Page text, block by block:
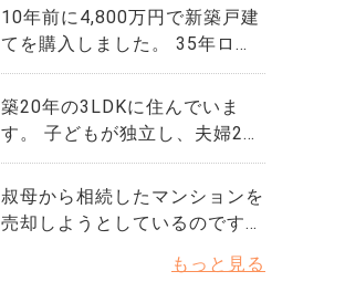
た。 思い当たるのは、数年前
にクレジットカードの引き落と
しが1回だけ遅れたことくらい
です。 ローンやリボ払いもあ
りませんし、借入はほぼゼロで
す。それでも500という数字は
続年数には問題ないと思ってい
るのですが、指数だけで判断さ
れることもありますか？ もし
今から改善できるなら、半年待
ちゃんと確認してから、次の審
査に申し込んだ方がいいです
か？ 他にりそな銀行かSBI新生
銀行で考えています。 この2つ
の銀行の審査基準や違いなど
も、情報が欲しいです。
10年前に4,800万円で新築戸建
てを購入しました。 35年ロー
ン（変動・金利0.65％）を組
み、現在の残債は約3,900万
円。 周辺の成約事例を調べた
か値が付いていません。 子ど
もが独立し、夫婦2人には広す
ぎるため売却してマンションへ
築20年の3LDKに住んでいま
す。 子どもが独立し、夫婦2人
になったので住み替えを考え始
めました。 買い替え候補が見
つかり、申込み期限が2週間後
宅はローン残債が約900万円あ
叔母から相続したマンションを
売却しようとしているのです
てうるさいですね」と言われ、
もっと見る